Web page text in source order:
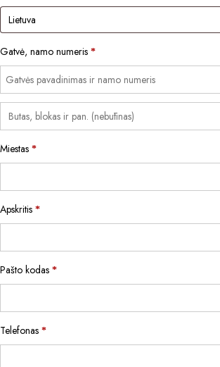
Gatvė, namo numeris *
Miestas *
Apskritis *
Pašto kodas *
Telefonas *